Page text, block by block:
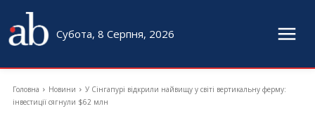
Субота, 8 Серпня, 2026
Головна Новини
У Сінгапурі відкрили найвищу у світі вертикальну ферму:
інвестиції сягнули $62 млн